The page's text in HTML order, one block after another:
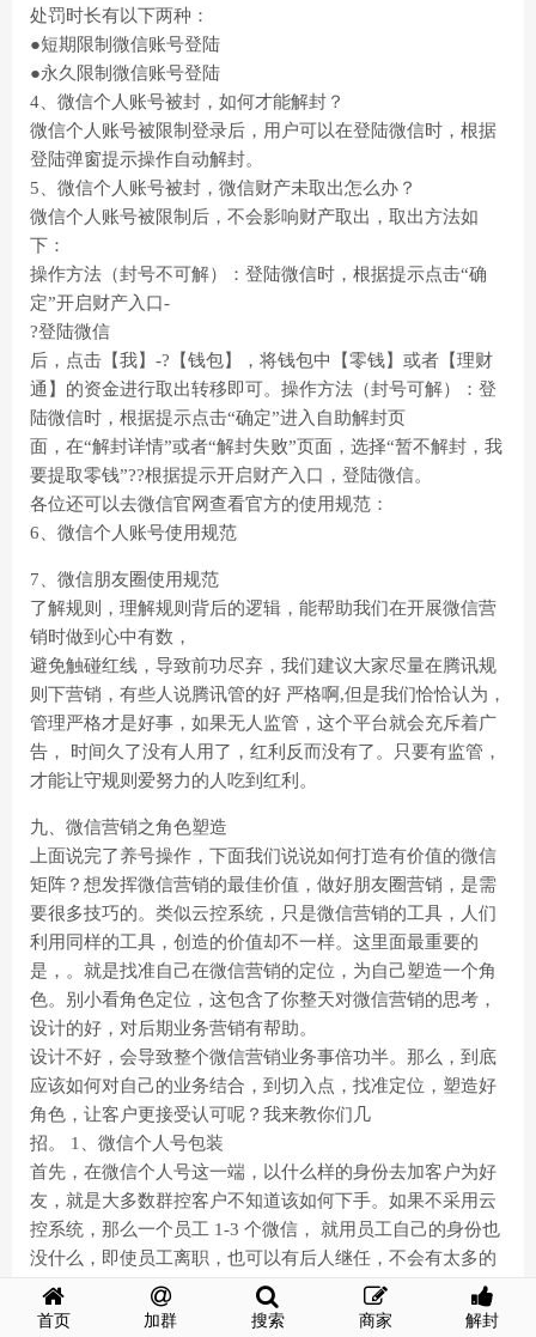
处罚时长有以下两种：
●短期限制微信账号登陆
●永久限制微信账号登陆
4、微信个人账号被封，如何才能解封？
微信个人账号被限制登录后，用户可以在登陆微信时，根据
登陆弹窗提示操作自动解封。
5、微信个人账号被封，微信财产未取出怎么办？
微信个人账号被限制后，不会影响财产取出，取出方法如
下：
操作方法（封号不可解）：登陆微信时，根据提示点击“确
定”开启财产入口-
?登陆微信
后，点击【我】-?【钱包】，将钱包中【零钱】或者【理财
通】的资金进行取出转移即可。操作方法（封号可解）：登
陆微信时，根据提示点击“确定”进入自助解封页
面，在“解封详情”或者“解封失败”页面，选择“暂不解封，我
要提取零钱”??根据提示开启财产入口，登陆微信。
各位还可以去微信官网查看官方的使用规范：
6、微信个人账号使用规范
7、微信朋友圈使用规范
了解规则，理解规则背后的逻辑，能帮助我们在开展微信营
销时做到心中有数，
避免触碰红线，导致前功尽弃，我们建议大家尽量在腾讯规
则下营销，有些人说腾讯管的好 严格啊,但是我们恰恰认为，
管理严格才是好事，如果无人监管，这个平台就会充斥着广
告， 时间久了没有人用了，红利反而没有了。只要有监管，
才能让守规则爱努力的人吃到红利。
九、微信营销之角色塑造
上面说完了养号操作，下面我们说说如何打造有价值的微信
矩阵？想发挥微信营销的最佳价值，做好朋友圈营销，是需
要很多技巧的。类似云控系统，只是微信营销的工具，人们
利用同样的工具，创造的价值却不一样。这里面最重要的
是，。就是找准自己在微信营销的定位，为自己塑造一个角
色。别小看角色定位，这包含了你整天对微信营销的思考，
设计的好，对后期业务营销有帮助。
设计不好，会导致整个微信营销业务事倍功半。那么，到底
应该如何对自己的业务结合，到切入点，找准定位，塑造好
角色，让客户更接受认可呢？我来教你们几
招。 1、微信个人号包装
首先，在微信个人号这一端，以什么样的身份去加客户为好
友，就是大多数群控客户不知道该如何下手。如果不采用云
控系统，那么一个员工 1-3 个微信， 就用员工自己的身份也
没什么，即使员工离职，也可以有后人继任，不会有太多的
客户流失。我们现在说的是云控系统，指的是一个员工操作
10-100 个微信， 批量加好友批量营销的时候，所体现的身份
首页 加群 搜索 商家 解封